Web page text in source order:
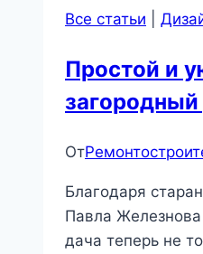
Все статьи
Простой и
От
Благодаря
Павла
дача теперь не